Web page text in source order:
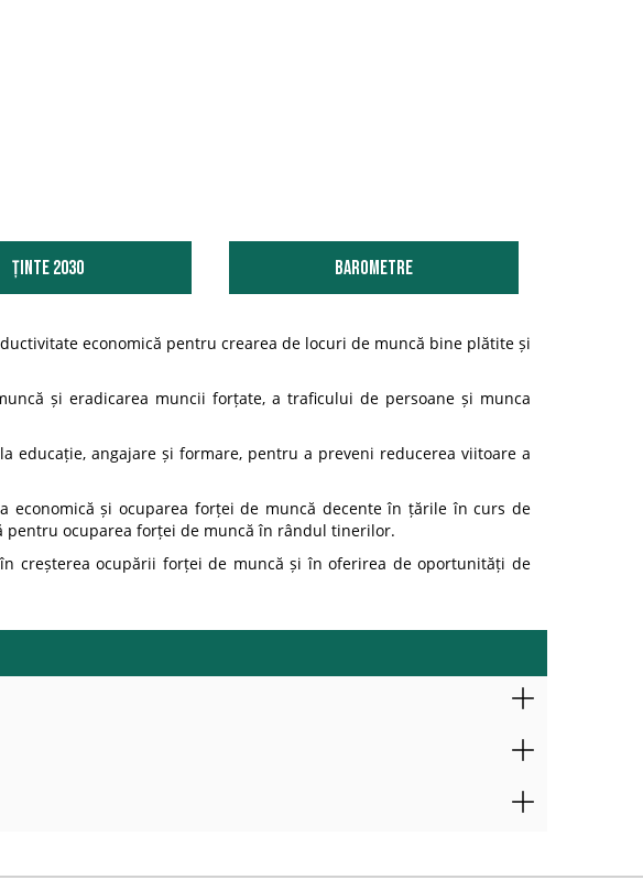
Ținte 2030 Barometre
economică pentru crearea de locuri de muncă bine plătite și
și eradicarea muncii forțate, a traficului de persoane și munca
angajare și formare, pentru a preveni reducerea viitoare a
economică și ocuparea forței de muncă decente în țările în curs de
ocuparea forței de muncă în rândul tinerilor.
creșterea ocupării forței de muncă și în oferirea de oportunități de